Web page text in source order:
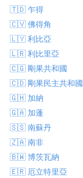
🇹🇩 乍得
🇨🇻 佛得角
🇱🇾 利比亞
🇱🇷 利比里亞
🇨🇬 剛果共和國
🇨🇩 剛果民主共和國
🇬🇭 加納
🇬🇦 加蓬
🇸🇸 南蘇丹
🇿🇦 南非
🇧🇼 博茨瓦納
🇪🇷 厄立特里亞